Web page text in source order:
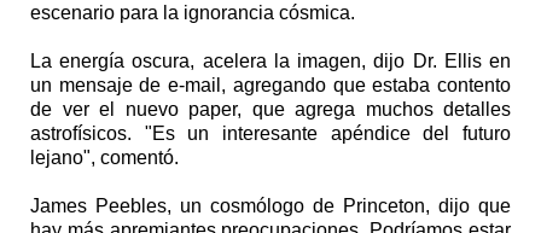
escenario para la ignorancia cósmica.
La energía oscura, acelera la imagen, dijo Dr. Ellis en
un mensaje de e-mail, agregando que estaba contento
de ver el nuevo paper, que agrega muchos detalles
astrofísicos. "Es un interesante apéndice del futuro
lejano", comentó.
James Peebles, un cosmólogo de Princeton, dijo que